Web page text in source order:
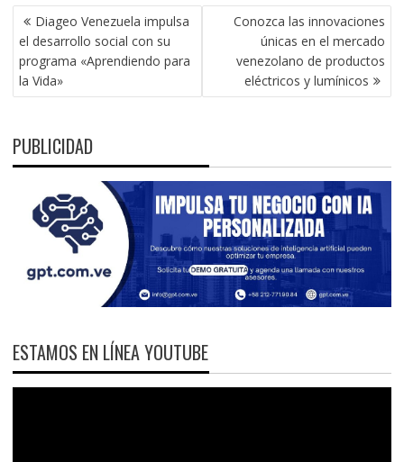
NAVEGACIÓN
DE
ENTRADAS
Diageo Venezuela impulsa
el desarrollo social con su
programa «Aprendiendo para
la Vida»
Conozca las innovaciones
únicas en el mercado
venezolano de productos
eléctricos y lumínicos
PUBLICIDAD
ESTAMOS EN LÍNEA YOUTUBE